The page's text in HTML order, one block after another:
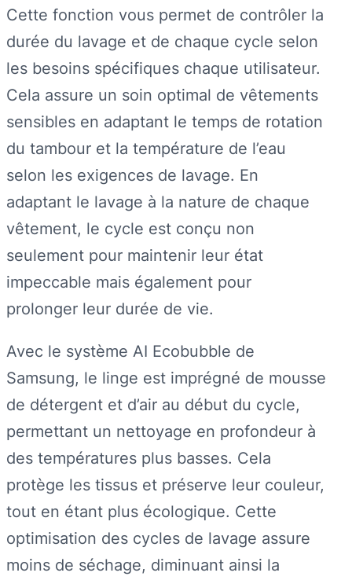
Cette fonction vous permet de contrôler la
durée du lavage et de chaque cycle selon
les besoins spécifiques chaque utilisateur.
Cela assure un soin optimal de vêtements
sensibles en adaptant le temps de rotation
du tambour et la température de l’eau
selon les exigences de lavage. En
adaptant le lavage à la nature de chaque
vêtement, le cycle est conçu non
seulement pour maintenir leur état
impeccable mais également pour
prolonger leur durée de vie.
Avec le système AI Ecobubble de
Samsung, le linge est imprégné de mousse
de détergent et d’air au début du cycle,
permettant un nettoyage en profondeur à
des températures plus basses. Cela
protège les tissus et préserve leur couleur,
tout en étant plus écologique. Cette
optimisation des cycles de lavage assure
moins de séchage, diminuant ainsi la